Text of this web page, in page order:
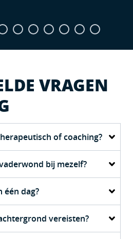
VRAGEN
of coaching?
bij mezelf?
één dag?
vereisten?